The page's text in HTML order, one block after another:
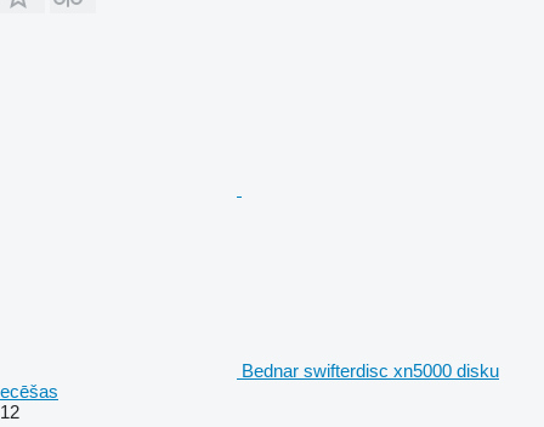
Bednar swifterdisc xn5000 disku
ecēšas
12